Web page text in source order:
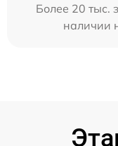
Более 20 тыс.
наличии